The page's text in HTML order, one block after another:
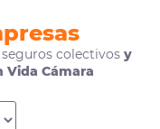
colectivos y
Vida Cámara